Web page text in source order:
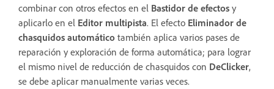
combinar con otros efectos en el Bastidor de efectos y
aplicarlo en el Editor multipista. El efecto Eliminador de
chasquidos automático también aplica varios pases de
reparación y exploración de forma automática; para lograr
el mismo nivel de reducción de chasquidos con DeClicker,
se debe aplicar manualmente varias veces.